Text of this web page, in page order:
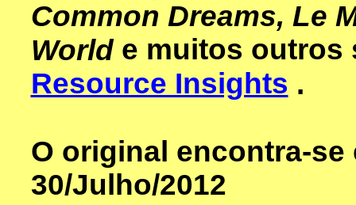
Common Dreams, Le
World e muitos outros
Resource Insights .
O original encontra-
30/Julho/2012